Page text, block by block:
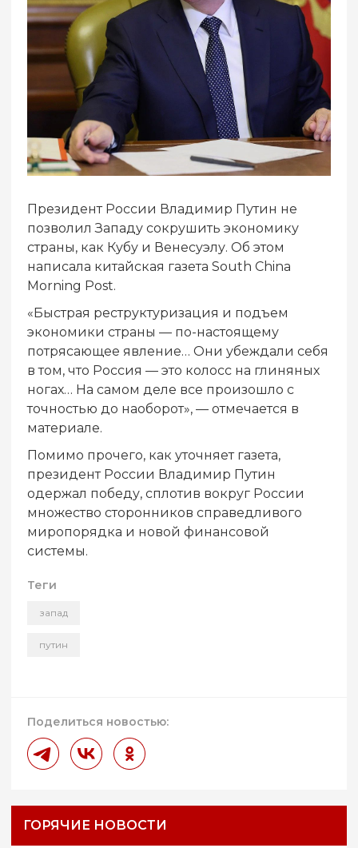
Президент России Владимир Путин не
позволил Западу сокрушить экономику
страны, как Кубу и Венесуэлу. Об этом
написала китайская газета South China
Morning Post.
«Быстрая реструктуризация и подъем
экономики страны — по-настоящему
потрясающее явление… Они убеждали себя
в том, что Россия — это колосс на глиняных
ногах… На самом деле все произошло с
точностью до наоборот», — отмечается в
материале.
Помимо прочего, как уточняет газета,
президент России Владимир Путин
одержал победу, сплотив вокруг России
множество сторонников справедливого
миропорядка и новой финансовой
системы.
Теги
запад
путин
Поделиться новостью:
ГОРЯЧИЕ НОВОСТИ